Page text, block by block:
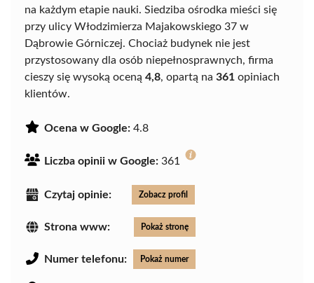
na każdym etapie nauki. Siedziba ośrodka mieści się
przy ulicy Włodzimierza Majakowskiego 37 w
Dąbrowie Górniczej. Chociaż budynek nie jest
przystosowany dla osób niepełnosprawnych, firma
cieszy się wysoką oceną 4,8, opartą na 361 opiniach
klientów.
Ocena w Google: 4.8
Liczba opinii w Google: 361
Czytaj opinie: Zobacz profil
Strona www: Pokaż stronę
Numer telefonu: Pokaż numer